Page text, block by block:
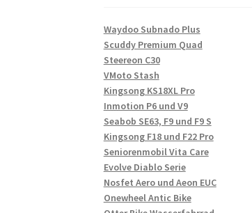
Waydoo Subnado Plus
Scuddy Premium Quad
Steereon C30
VMoto Stash
Kingsong KS18XL Pro
Inmotion P6 und V9
Seabob SE63, F9 und F9 S
Kingsong F18 und F22 Pro
Seniorenmobil Vita Care
Evolve Diablo Serie
Nosfet Aero und Aeon EUC
Onewheel Antic Bike